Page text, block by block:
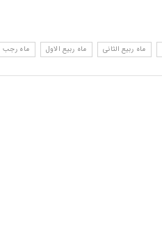
ماه ربیع الثانی ماه ربیع الاول ماه رجب